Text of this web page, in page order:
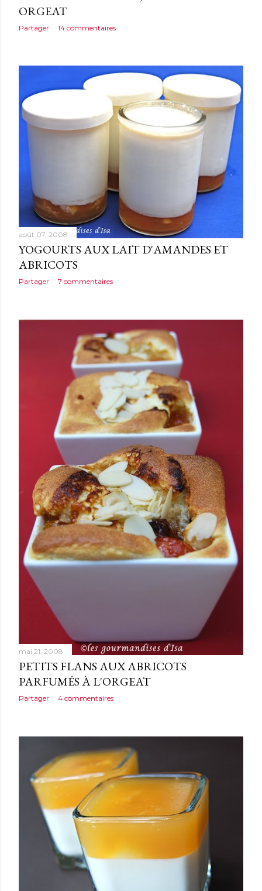
ORGEAT
Partager 14 commentaires
août 07, 2008
YOGOURTS AUX LAIT D'AMANDES ET
ABRICOTS
Partager 7 commentaires
mai 21, 2008
PETITS FLANS AUX ABRICOTS
PARFUMÉS À L'ORGEAT
Partager 4 commentaires